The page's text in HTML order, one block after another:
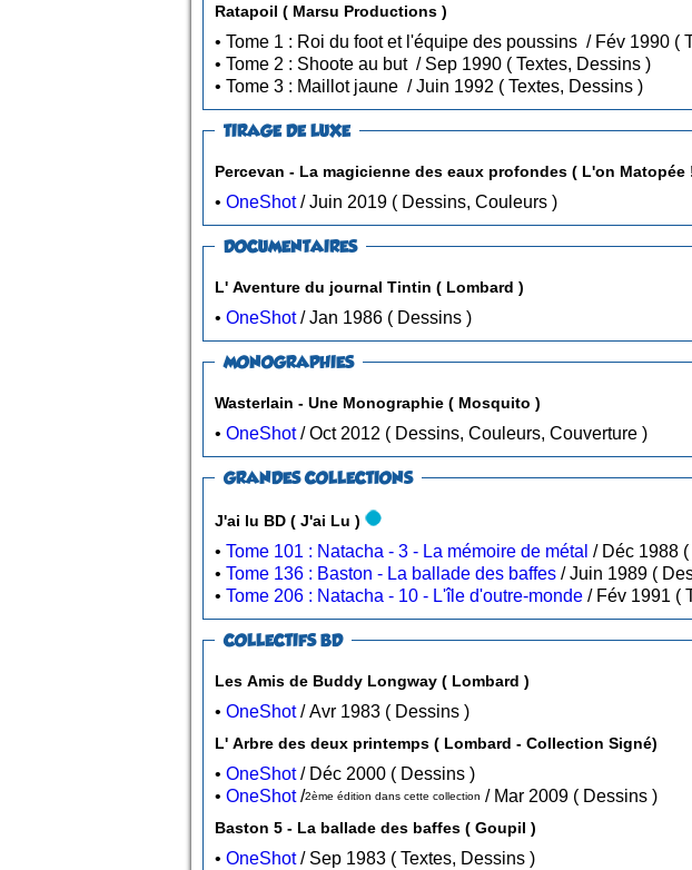
Ratapoil ( Marsu Productions )
•
• Tome 2 : Shoote au but / Sep 1990 ( Textes, Dessins )
• Tome 3 : Maillot jaune / Juin 1992 ( Textes, Dessins )
TIRAGE DE LUXE
Percevan - La magicienne des eaux profondes ( L'on Matopée
• OneShot / Juin 2019 ( Dessins, Couleurs )
DOCUMENTAIRES
L' Aventure du journal Tintin ( Lombard )
• OneShot / Jan 1986 ( Dessins )
MONOGRAPHIES
Wasterlain - Une Monographie ( Mosquito )
• OneShot / Oct 2012 ( Dessins, Couleurs, Couverture )
GRANDES COLLECTIONS
J'ai lu BD ( J'ai Lu )
• Tome 101 : Natacha - 3 - La mémoire de métal
• Tome 136 : Baston - La ballade des baffes
/ Juin
• Tome 206 : Natacha - 10 - L'île d'outre-monde /
COLLECTIFS BD
Les Amis de Buddy Longway ( Lombard )
• OneShot / Avr 1983 ( Dessins )
L' Arbre des deux printemps ( Lombard - Collection Signé)
• OneShot
/ Déc 2000 ( Dessins )
• OneShot/2ème édition dans cette collection / Mar 2009 ( Dessins )
Baston 5 - La ballade des baffes ( Goupil )
• OneShot / Sep 1983 ( Textes, Dessins )